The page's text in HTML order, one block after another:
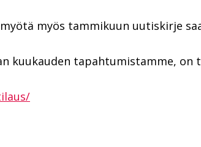
myös tammikuun uutiskirje
kuukauden tapahtumistamme,